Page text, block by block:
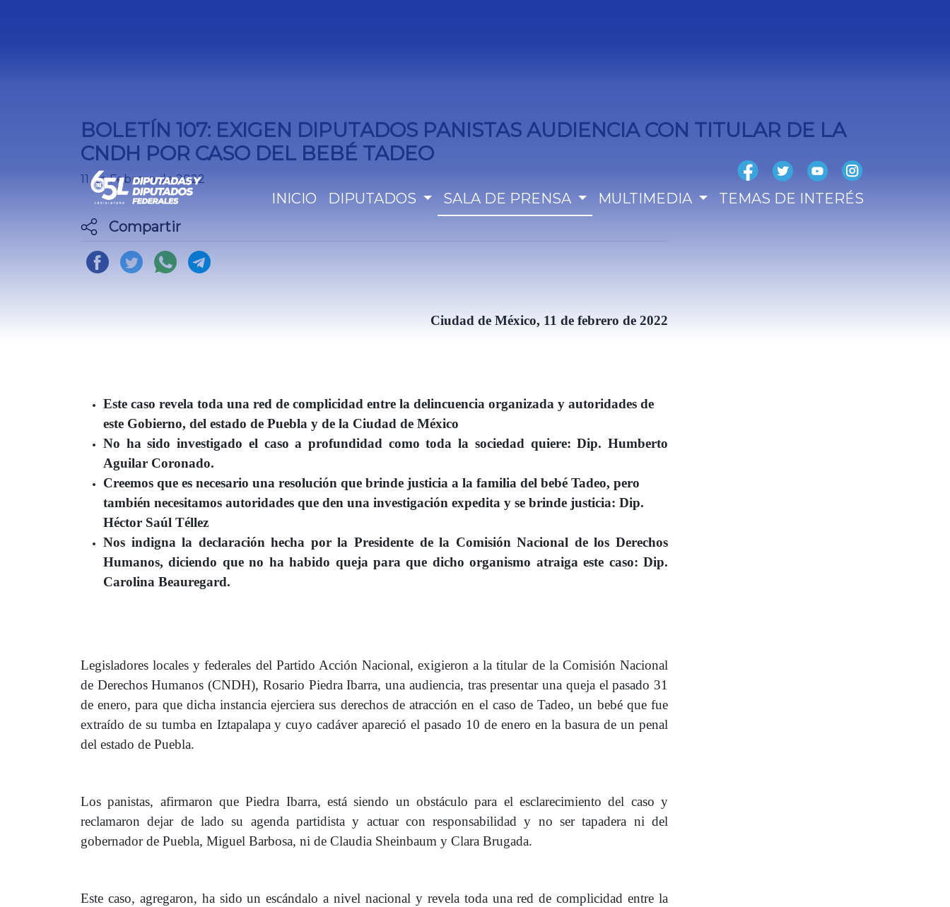
INICIO DIPUTADOS SALA DE PRENSA MULTIMEDIA TEMAS DE INTERÉS
BOLETÍN 107: EXIGEN DIPUTADOS PANISTAS AUDIENCIA CON TITULAR DE LA
CNDH POR CASO DEL BEBÉ TADEO
11 de Febrero de 2022
Compartir
Ciudad de México, 11 de febrero de 2022
Este caso revela toda una red de complicidad entre la delincuencia organizada y autoridades de
este Gobierno, del estado de Puebla y de la Ciudad de México
No ha sido investigado el caso a profundidad como toda la sociedad quiere: Dip. Humberto
Aguilar Coronado.
Creemos que es necesario una resolución que brinde justicia a la familia del bebé Tadeo, pero
también necesitamos autoridades que den una investigación expedita y se brinde justicia: Dip.
Héctor Saúl Téllez
Nos indigna la declaración hecha por la Presidente de la Comisión Nacional de los Derechos
Humanos, diciendo que no ha habido queja para que dicho organismo atraiga este caso: Dip.
Carolina Beauregard.
Legisladores locales y federales del Partido Acción Nacional, exigieron a la titular de la Comisión Nacional
de Derechos Humanos (CNDH), Rosario Piedra Ibarra, una audiencia, tras presentar una queja el pasado 31
de enero, para que dicha instancia ejerciera sus derechos de atracción en el caso de Tadeo, un bebé que fue
extraído de su tumba en Iztapalapa y cuyo cadáver apareció el pasado 10 de enero en la basura de un penal
del estado de Puebla.
Los panistas, afirmaron que Piedra Ibarra, está siendo un obstáculo para el esclarecimiento del caso y
reclamaron dejar de lado su agenda partidista y actuar con responsabilidad y no ser tapadera ni del
gobernador de Puebla, Miguel Barbosa, ni de Claudia Sheinbaum y Clara Brugada.
Este caso, agregaron, ha sido un escándalo a nivel nacional y revela toda una red de complicidad entre la